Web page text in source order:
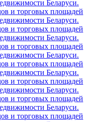
Беларуси.
и торговых площадей
Беларуси.
и торговых площадей
Беларуси.
и торговых площадей
Беларуси.
и торговых площадей
Беларуси.
и торговых площадей
Беларуси.
и торговых площадей
Беларуси.
и торговых площадей